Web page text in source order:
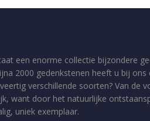
een enorme collectie bijzondere
2000 gedenkstenen heeft u bij ons
verschillende soorten? Van de
want door het natuurlijke
uniek exemplaar.